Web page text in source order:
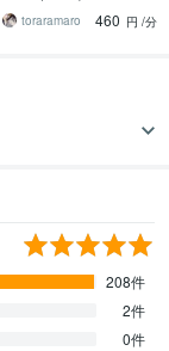
質と今後の行動を具体的
にお伝えします
toraramaro
460 円 /分
208件
2件
0件